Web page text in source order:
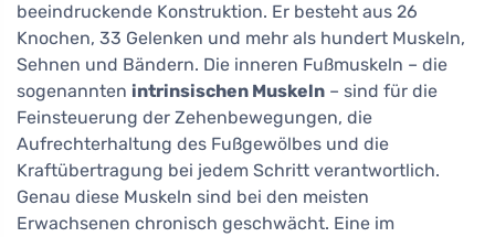
beeindruckende Konstruktion. Er besteht aus 26
Knochen, 33 Gelenken und mehr als hundert Muskeln,
Sehnen und Bändern. Die inneren Fußmuskeln – die
sogenannten intrinsischen Muskeln – sind für die
Feinsteuerung der Zehenbewegungen, die
Aufrechterhaltung des Fußgewölbes und die
Kraftübertragung bei jedem Schritt verantwortlich.
Genau diese Muskeln sind bei den meisten
Erwachsenen chronisch geschwächt. Eine im